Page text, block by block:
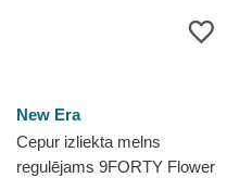
New Era
Cepur izliekta melns
regulējams 9FORTY Flower